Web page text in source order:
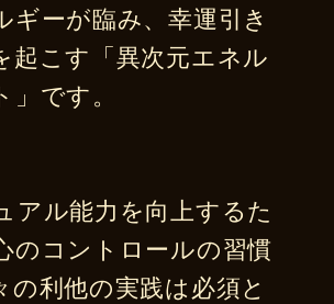
ギーが臨み、幸運引き
起こす「異次元エネル
です。
アル能力を向上するた
のコントロールの習慣
の利他の実践は必須と